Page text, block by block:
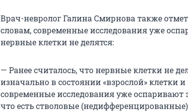
Врач-невролог Галина Смирнова также
словам, современные исследования уже
нервные клетки не делятся:
— Ранее считалось, что нервные клетки не
изначально в состоянии «взрослой» клетки
современные исследования уже оспаривают
что есть стволовые